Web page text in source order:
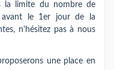
la limite du nombre de
avant le 1er jour de la
n'hésitez pas à nous
une place en